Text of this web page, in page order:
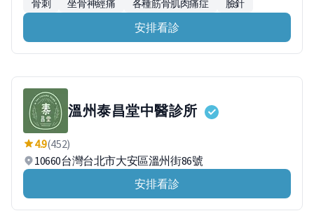
骨刺 坐骨神經痛 各種筋骨肌肉痛症 臉針
安排看診
溫州泰昌堂中醫診所
4.9(452)
10660台灣台北市大安區溫州街86號
安排看診